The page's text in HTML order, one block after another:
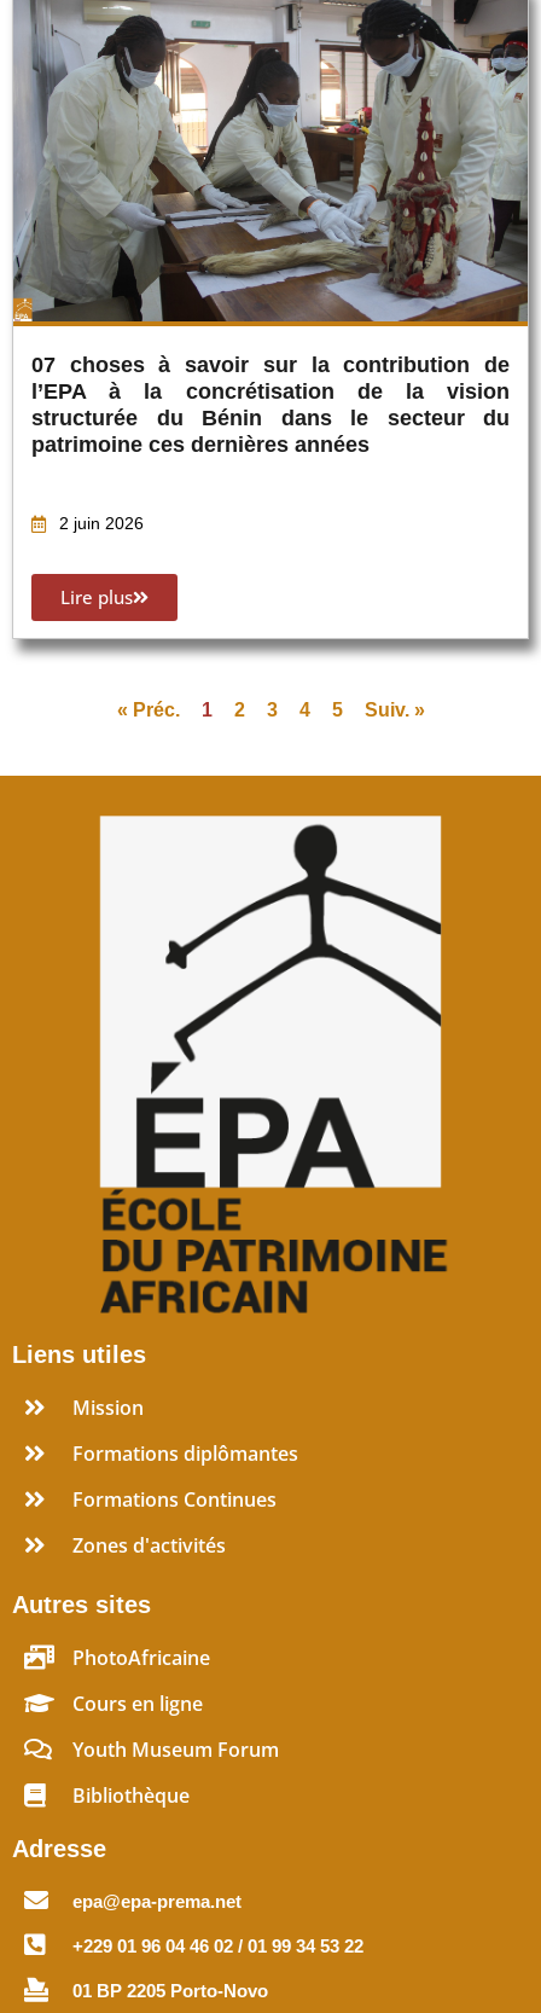
07 choses à savoir sur la contribution de
l’EPA à la concrétisation de la vision
structurée du Bénin dans le secteur du
patrimoine ces dernières années
2 juin 2026
Lire plus
« Préc. 1 2 3 4 5 Suiv. »
Liens utiles
Mission
Formations diplômantes
Formations Continues
Zones d'activités
Autres sites
PhotoAfricaine
Cours en ligne
Youth Museum Forum
Bibliothèque
Adresse
epa@epa-prema.net
+229 01 96 04 46 02 / 01 99 34 53 22
01 BP 2205 Porto-Novo